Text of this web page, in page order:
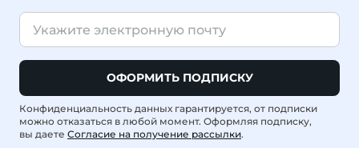
ОФОРМИТЬ ПОДПИСКУ
Конфиденциальность данных гарантируется, от подписки
можно отказаться в любой момент. Оформляя подписку,
вы даете Согласие на получение рассылки.